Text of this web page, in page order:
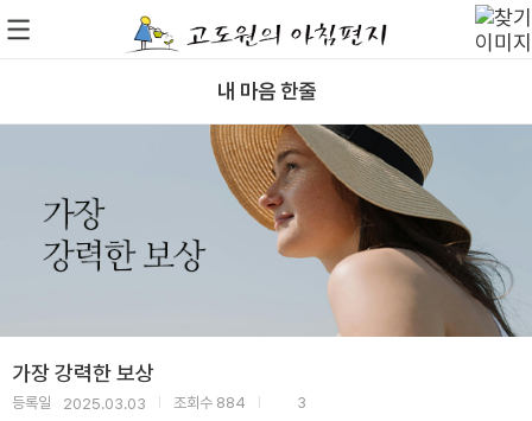
내 마음 한줄
가장 강력한 보상
등록일 2025.03.03 조회수 884 3